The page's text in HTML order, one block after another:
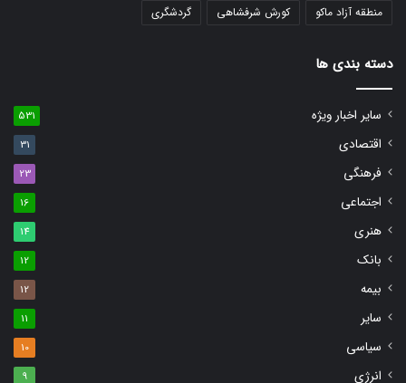
منطقه آزاد ماکو
کورش شرفشاهی گردشگری
دسته بندی ها
سایر اخبار ویژه 531
اقتصادی 31
فرهنگی 23
اجتماعی 16
هنری 14
بانک 12
بیمه 12
سایر 11
سیاسی 10
انرژی 9